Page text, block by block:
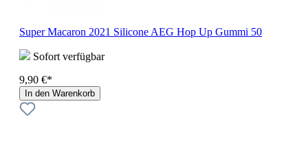
Super Macaron 2021 Silicone AEG Hop Up Gummi 50
Sofort verfügbar
9,90 €*
In den Warenkorb